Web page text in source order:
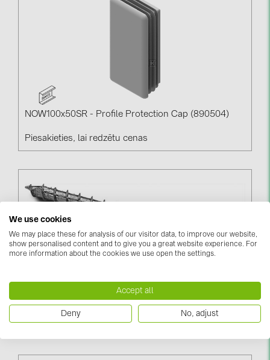
NOW100x50SR - Profile Protection Cap (890504)
Piesakieties, lai redzētu cenas
Roof Hook Mounting Screw 8x100 (03-000281)
Piesakieties, lai redzētu cenas
We use cookies
We may place these for analysis of our visitor data, to improve our website,
show personalised content and to give you a great website experience. For
more information about the cookies we use open the settings.
Accept all
Deny No, adjust